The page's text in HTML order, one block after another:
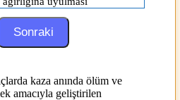
kaza anında ölüm ve
amacıyla geliştirilen